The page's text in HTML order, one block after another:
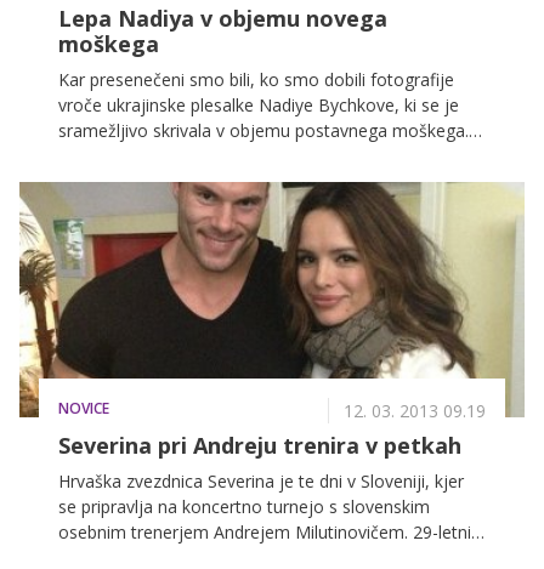
Lepa Nadiya v objemu novega
moškega
Kar presenečeni smo bili, ko smo dobili fotografije
vroče ukrajinske plesalke Nadiye Bychkove, ki se je
sramežljivo skrivala v objemu postavnega moškega.
plesalec Dženan Jahić, ki si je v svojem videospotu
zaželel prav lepo ukrajinsko plesalko.
NOVICE 12. 03. 2013 09.19
Severina pri Andreju trenira v petkah
Hrvaška zvezdnica Severina je te dni v Sloveniji, kjer
se pripravlja na koncertno turnejo s slovenskim
osebnim trenerjem Andrejem Milutinovičem. 29-letnik